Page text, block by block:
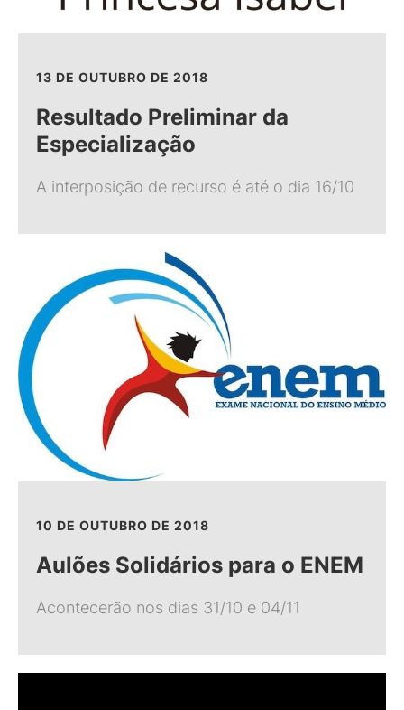
13 DE OUTUBRO DE 2018
Resultado Preliminar da
Especialização
A interposição de recurso é até o dia 16/10
10 DE OUTUBRO DE 2018
Aulões Solidários para o ENEM
Acontecerão nos dias 31/10 e 04/11